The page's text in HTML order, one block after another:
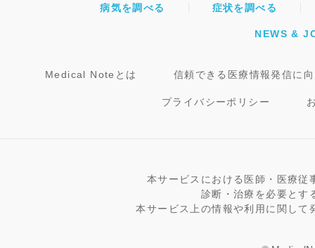
病気を調べる 症状を調べる
NEWS &
Medical Noteとは 信頼できる医療情報発信に
プライバシーポリシー
本サービスにおける医師・医療従
診断・治療を必要とす
本サービス上の情報や利用に関し